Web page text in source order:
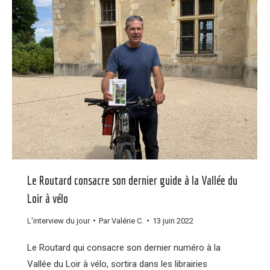
Le Routard consacre son dernier guide à la Vallée du
Loir à vélo
L'interview du jour ParValérie C. 13 juin 2022
Le Routard qui consacre son dernier numéro à la
Vallée du Loir à vélo, sortira dans les librairies